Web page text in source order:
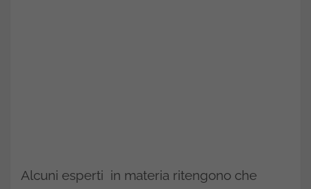
Alcuni esperti in materia ritengono che